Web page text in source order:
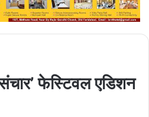
फेस्टिवल एडिशन